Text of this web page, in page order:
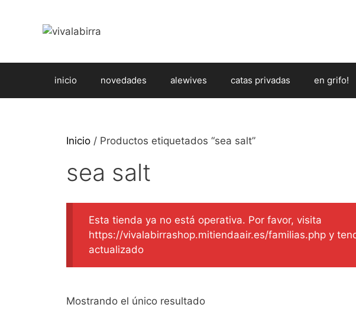
contenido
inicio novedades alewives catas privadas en grifo!
Inicio / Productos etiquetados “sea salt”
sea salt
Esta tienda ya no está operativa. Por favor, visita
https://vivalabirrashop.mitiendaair.es/familias.php y
actualizado
Mostrando el único resultado